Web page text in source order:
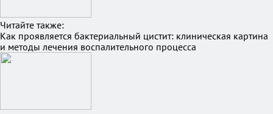
Читайте также:
Как проявляется бактериальный цистит: клиническая картина
и методы лечения воспалительного процесса